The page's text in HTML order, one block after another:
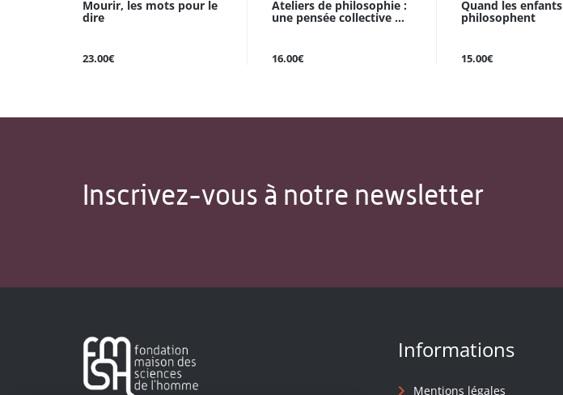
Mourir, les mots pour le
dire
23.00€
Ateliers de philosophie :
une pensée collective ...
16.00€
Quand les enfants
philosophent
15.00€
Inscrivez-vous à notre newsletter
Informations
Mentions légales